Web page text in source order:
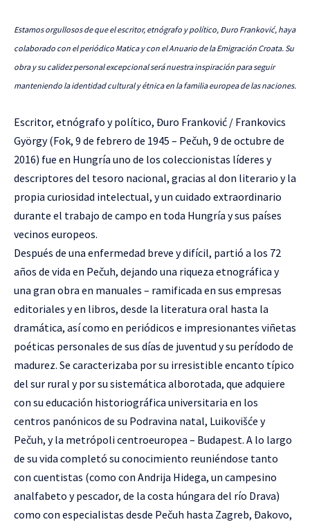
Estamos orgullosos de que el escritor, etnógrafo y político, Đuro Franković, haya
colaborado con el periódico Matica y con el Anuario de la Emigración Croata. Su
obra y su calidez personal excepcional será nuestra inspiración para seguir
manteniendo la identidad cultural y étnica en la familia europea de las naciones.
Escritor, etnógrafo y político, Đuro Franković / Frankovics
György (Fok, 9 de febrero de 1945 – Pečuh, 9 de octubre de
2016) fue en Hungría uno de los coleccionistas líderes y
descriptores del tesoro nacional, gracias al don literario y la
propia curiosidad intelectual, y un cuidado extraordinario
durante el trabajo de campo en toda Hungría y sus países
vecinos europeos.
Después de una enfermedad breve y difícil, partió a los 72
años de vida en Pečuh, dejando una riqueza etnográfica y
una gran obra en manuales – ramificada en sus empresas
editoriales y en libros, desde la literatura oral hasta la
dramática, así como en periódicos e impresionantes viñetas
poéticas personales de sus días de juventud y su perídodo de
madurez. Se caracterizaba por su irresistible encanto típico
del sur rural y por su sistemática alborotada, que adquiere
con su educación historiográfica universitaria en los
centros panónicos de su Podravina natal, Luikovišće y
Pečuh, y la metrópoli centroeuropea – Budapest. A lo largo
de su vida completó su conocimiento reuniéndose tanto
con cuentistas (como con Andrija Hidega, un campesino
analfabeto y pescador, de la costa húngara del río Drava)
como con especialistas desde Pečuh hasta Zagreb, Đakovo,